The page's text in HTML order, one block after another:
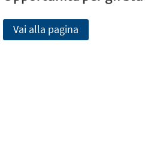
Vai alla pagina